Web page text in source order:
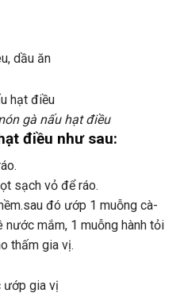
dầu ăn
gà nấu hạt điều
điều như sau:
sạch vỏ để ráo.
đó ướp 1 muỗng cà-
nước mắm, 1 muỗng hành tỏi
thấm gia vị.
ướp gia vị